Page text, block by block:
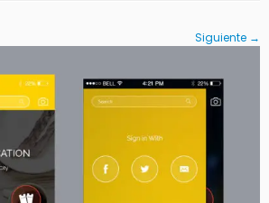
Siguiente →